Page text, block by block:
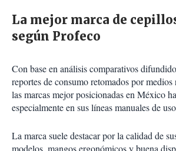
La mejor marca de
según Profeco
Con base en análisis comparativos
reportes de consumo retomados por medios
las marcas mejor posicionadas en México
especialmente en sus líneas manuales de
La marca suele destacar por la calidad de